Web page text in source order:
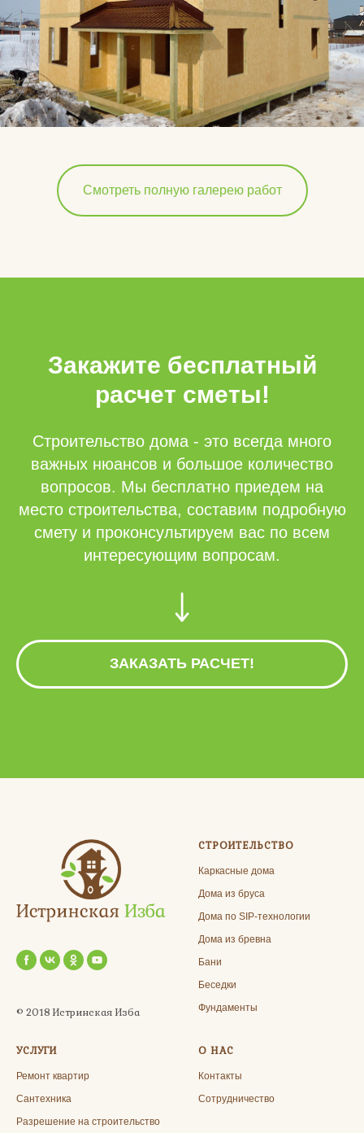
Смотреть полную галерею работ
Закажите бесплатный
расчет сметы!
Строительство дома - это всегда много
важных нюансов и большое количество
вопросов. Мы бесплатно приедем на
место строительства, составим подробную
смету и проконсультируем вас по всем
интересующим вопросам.
ЗАКАЗАТЬ РАСЧЕТ!
© 2018 Истринская Изба
СТРОИТЕЛЬСТВО
Каркасные дома
Дома из бруса
Дома по SIP-технологии
Дома из бревна
Бани
Беседки
Фундаменты
УСЛУГИ
Ремонт квартир
Сантехника
Разрешение на строительство
О НАС
Контакты
Сотрудничество